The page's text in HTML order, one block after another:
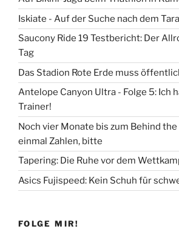
Iskiate - Auf der Suche nach dem
Saucony Ride 19 Testbericht: Der
Tag
Das Stadion Rote Erde muss
Antelope Canyon Ultra - Folge 5: Ich
Trainer!
Noch vier Monate bis zum Behind
einmal Zahlen, bitte
Tapering: Die Ruhe vor dem
Asics Fujispeed: Kein Schuh für
FOLGE MIR!